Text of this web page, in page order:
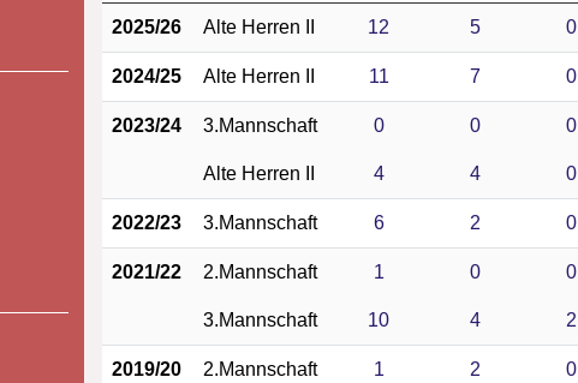
2025/26 Alte Herren II 12 5 0
2024/25 Alte Herren II 11 7 0
2023/24 3.Mannschaft 0 0 0
Alte Herren II 4 4 0
2022/23 3.Mannschaft 6 2 0
2021/22 2.Mannschaft 1 0 0
3.Mannschaft 10 4 2
2019/20 2.Mannschaft 1 2 0